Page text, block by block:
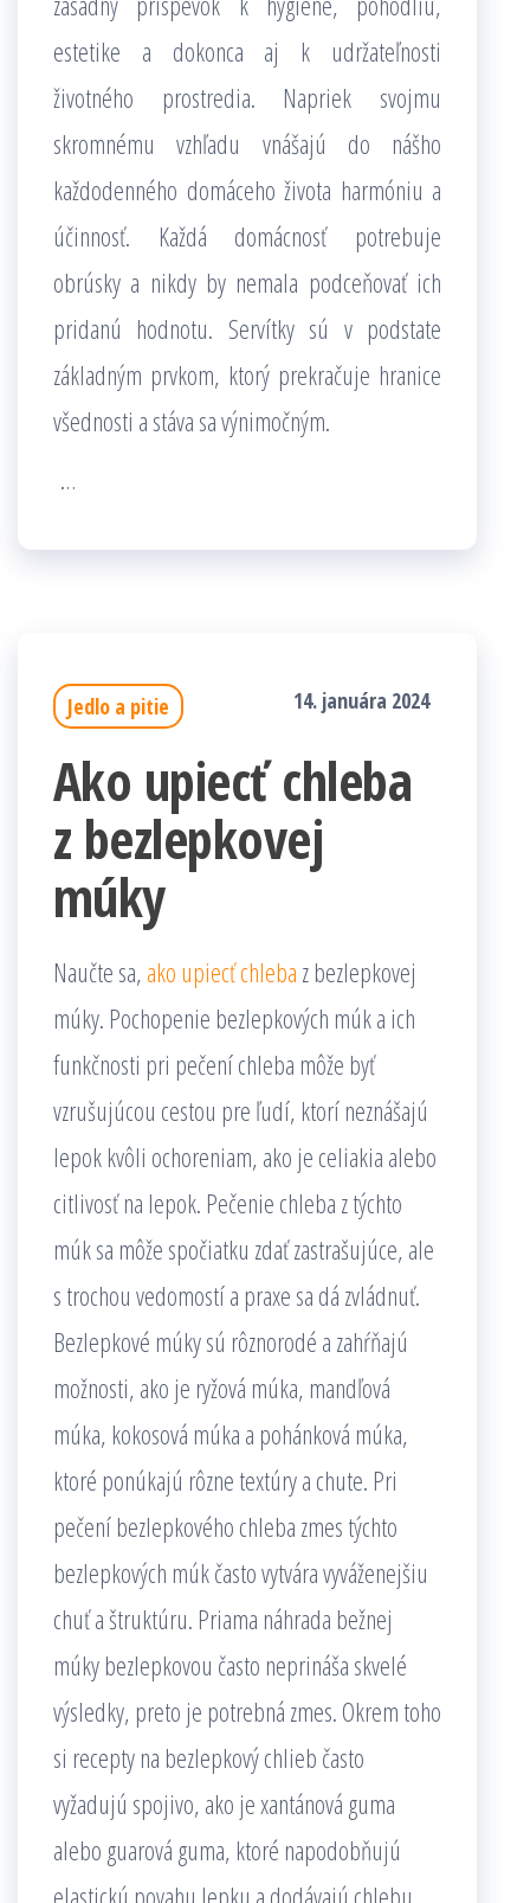
estetike a dokonca aj k udržateľnosti
životného prostredia. Napriek svojmu
skromnému vzhľadu vnášajú do nášho
každodenného domáceho života harmóniu a
účinnosť. Každá domácnosť potrebuje
obrúsky a nikdy by nemala podceňovať ich
pridanú hodnotu. Servítky sú v podstate
základným prvkom, ktorý prekračuje hranice
všednosti a stáva sa výnimočným.
…
Jedlo a pitie 14. januára 2024
Ako upiecť chleba
z bezlepkovej
múky
Naučte sa, ako upiecť chleba z bezlepkovej
múky. Pochopenie bezlepkových múk a ich
funkčnosti pri pečení chleba môže byť
vzrušujúcou cestou pre ľudí, ktorí neznášajú
lepok kvôli ochoreniam, ako je celiakia alebo
citlivosť na lepok. Pečenie chleba z týchto
múk sa môže spočiatku zdať zastrašujúce, ale
s trochou vedomostí a praxe sa dá zvládnuť.
Bezlepkové múky sú rôznorodé a zahŕňajú
možnosti, ako je ryžová múka, mandľová
múka, kokosová múka a pohánková múka,
ktoré ponúkajú rôzne textúry a chute. Pri
pečení bezlepkového chleba zmes týchto
bezlepkových múk často vytvára vyváženejšiu
chuť a štruktúru. Priama náhrada bežnej
múky bezlepkovou často neprináša skvelé
výsledky, preto je potrebná zmes. Okrem toho
si recepty na bezlepkový chlieb často
vyžadujú spojivo, ako je xantánová guma
alebo guarová guma, ktoré napodobňujú
elastickú povahu lepku a dodávajú chlebu